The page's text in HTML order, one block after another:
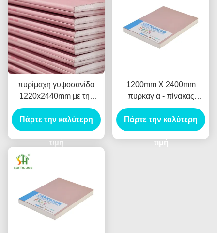
πυρίμαχη γυψοσανίδα
1220x2440mm με την
τετραγωνική εκλεπτυμένη
άκρη άκρη
Πάρτε την καλύτερη
τιμή
1200mm X 2400mm
πυρκαγιά - πίνακας
ασβεστοκονιάματος
καθυστερούντω για το
κτίριο γραφείων
Πάρτε την καλύτερη
τιμή